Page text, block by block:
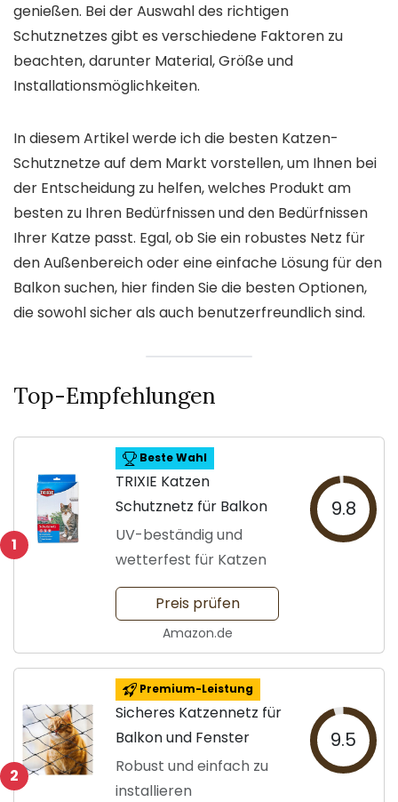
genießen. Bei der Auswahl des richtigen
Schutznetzes gibt es verschiedene Faktoren zu
beachten, darunter Material, Größe und
Installationsmöglichkeiten.
In diesem Artikel werde ich die besten Katzen-
Schutznetze auf dem Markt vorstellen, um Ihnen bei
der Entscheidung zu helfen, welches Produkt am
besten zu Ihren Bedürfnissen und den Bedürfnissen
Ihrer Katze passt. Egal, ob Sie ein robustes Netz für
den Außenbereich oder eine einfache Lösung für den
Balkon suchen, hier finden Sie die besten Optionen,
die sowohl sicher als auch benutzerfreundlich sind.
Top-Empfehlungen
1
Beste Wahl
TRIXIE Katzen
Schutznetz für Balkon
UV-beständig und
wetterfest für Katzen
9.8
Preis prüfen
Amazon.de
2
Premium-Leistung
Sicheres Katzennetz für
Balkon und Fenster
Robust und einfach zu
installieren
9.5